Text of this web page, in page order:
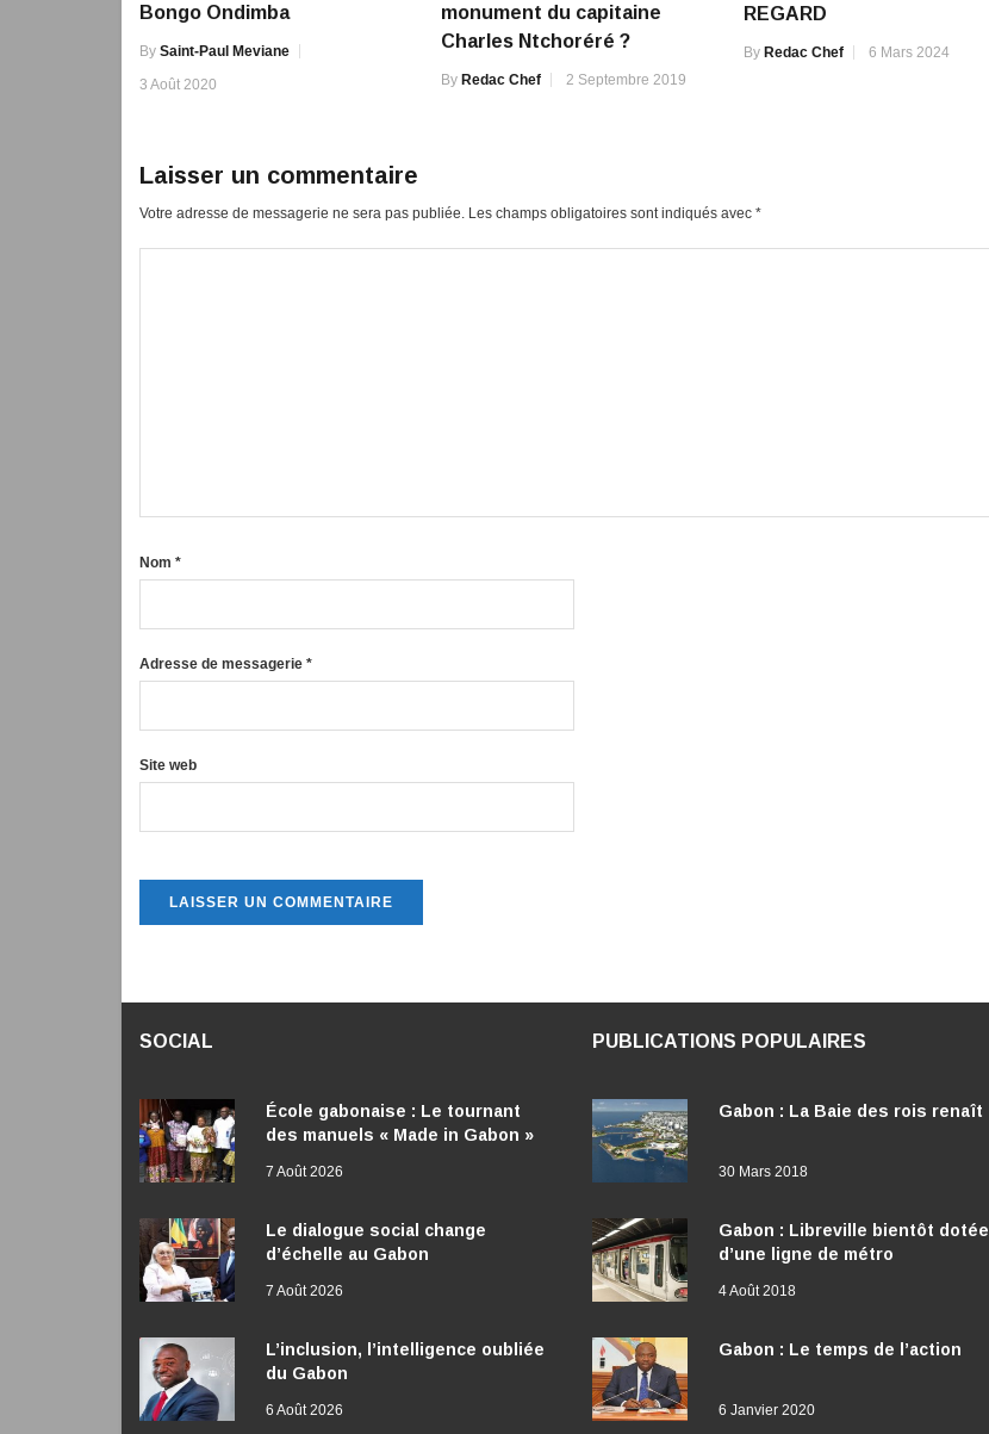
Bongo Ondimba
By Saint-Paul Meviane
3 Août 2020
monument du capitaine
Charles Ntchoréré ?
ByRedac Chef 2 Septembre 2019
REGARD
By Redac Chef 6 Mars 2024
Laisser un commentaire
Votre adresse de messagerie ne sera pas publiée. Les champs obligatoires sont indiqués avec *
Nom *
Adresse de messagerie *
Site web
SOCIAL
École gabonaise : Le tournant
des manuels « Made in Gabon »
7 Août 2026
Le dialogue social change
d’échelle au Gabon
7 Août 2026
L’inclusion, l’intelligence oubliée
du Gabon
6 Août 2026
PUBLICATIONS POPULAIRES
Gabon : La Baie des rois renaît
30 Mars 2018
Gabon : Libreville bientôt dotée
d’une ligne de métro
4 Août 2018
Gabon : Le temps de l’action
6 Janvier 2020